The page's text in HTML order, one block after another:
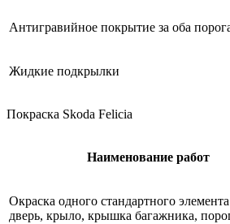
Антигравийное покрытие за оба
Жидкие подкрылки
Покраска Skoda Felicia
Наименование работ
Окраска одного стандартного
дверь, крыло, крышка багажника,